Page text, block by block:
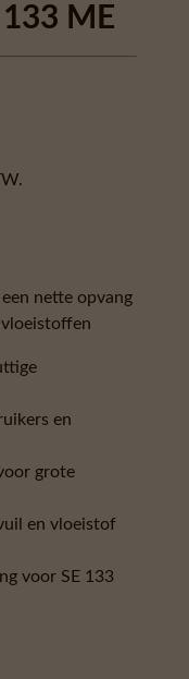
ME
nette opvang
en
grote
en vloeistof
voor SE 133